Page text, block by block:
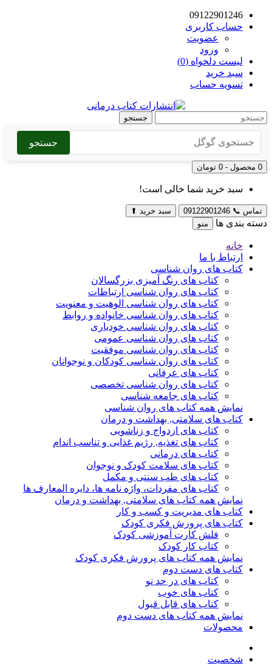
09122901246
حساب کاربری
عضویت
ورود
لیست دلخواه (0)
سبد خرید
تسویه حساب
جستجو
جستجو
0 محصول - 0 تومان
سبد خرید شما خالی است!
تماس 📞
09122901246 سبد خرید ⬆
دسته بندی ها منو
خانه
ارتباط با ما
کتاب های روان شناسی
کتاب های رنگ آمیزی بزرگسالان
کتاب های روان شناسی ارتباطات
کتاب های روان شناسی الوهیت و معنویت
کتاب های روان شناسی خانواده و روابط
کتاب های روان شناسی خودیاری
کتاب های روان شناسی عمومی
کتاب های روان شناسی موفقیت
کتاب های روان شناسی کودکان و نوجوانان
کتاب های عرفانی
کتاب های روان شناسی تخصصی
کتاب های جامعه شناسی
نمایش همه کتاب های روان شناسی
کتاب های سلامتی, بهداشت و درمان
کتاب های ازدواج و زناشویی
کتاب های تغذیه, رژیم غذایی و تناسب اندام
کتاب های درمانی
کتاب های سلامت کودک و نوجوان
کتاب های طب سنتی و مکمل
کتاب های مفردات، واژه نامه ها، دایره المعارف ها
نمایش همه کتاب های سلامتی, بهداشت و درمان
کتاب های مدیریت و کسب و کار
کتاب های پرورش فکری کودک
فلش کارت آموزشی کودک
کتاب کار کودک
نمایش همه کتاب های پرورش فکری کودک
کتاب های دست دوم
کتاب های در حد نو
کتاب های خوب
کتاب های قابل قبول
نمایش همه کتاب های دست دوم
محصولات
شخصیت